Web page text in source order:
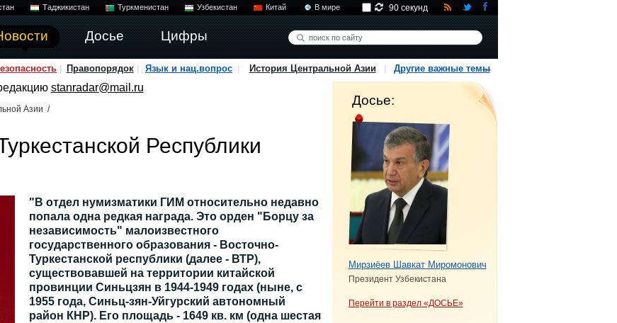
Таджикистан Туркменистан Узбекистан Китай В мире
Досье Цифры
90 секунд
Правопорядок Язык и нац.вопрос История Центральной Азии Другие важные темы
stanradar@mail.ru
Азии /
Республики
"В отдел нумизматики ГИМ относительно недавно
попала одна редкая награда. Это орден "Борцу за
независимость" малоизвестного
государственного образования - Восточно-
Туркестанской республики (далее - ВТР),
существовавшей на территории китайской
провинции Синьцзян в 1944-1949 годах (ныне, с
1955 года, Синьц-зян-Уйгурский автономный
район КНР). Его площадь - 1649 кв. км (одна шестая
Досье:
Мирзиёев Шавкат Миромонович
Президент Узбекистана
Перейти в раздел «ДОСЬЕ»